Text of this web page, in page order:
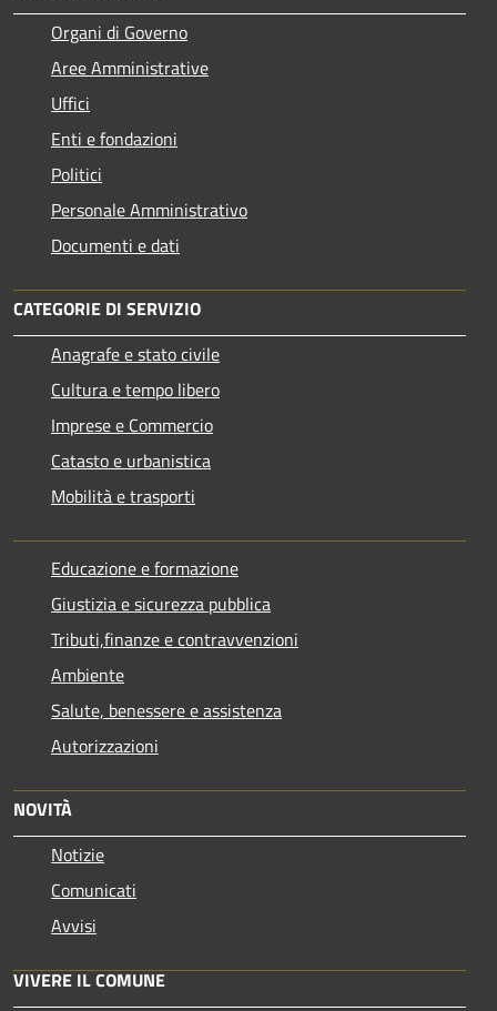
Organi di Governo
Aree Amministrative
Uffici
Enti e fondazioni
Politici
Personale Amministrativo
Documenti e dati
CATEGORIE DI SERVIZIO
Anagrafe e stato civile
Cultura e tempo libero
Imprese e Commercio
Catasto e urbanistica
Mobilità e trasporti
Educazione e formazione
Giustizia e sicurezza pubblica
Tributi,finanze e contravvenzioni
Ambiente
Salute, benessere e assistenza
Autorizzazioni
NOVITÀ
Notizie
Comunicati
Avvisi
VIVERE IL COMUNE